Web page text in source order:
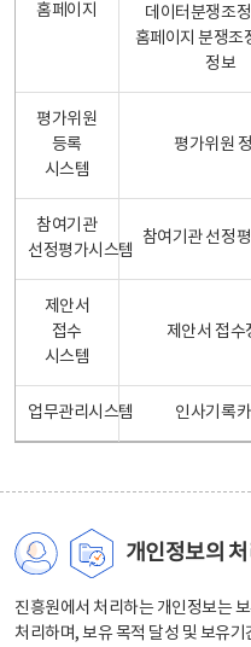
홈페이지
데이터분쟁조
홈페이지 분쟁조
정보
평가위원
등록
시스템
평가위원
참여기관
선정평가시스템
참여기관 선정
제안서
접수
시스템
제안서 접수
업무관리시스템 인사기록
개인정보의
진흥원에서 처리하는 개인정보는
처리하며, 보유 목적 달성 및 보유